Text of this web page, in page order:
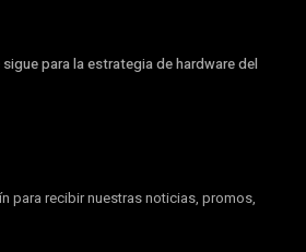
para la estrategia de hardware del
para recibir nuestras noticias, promos,